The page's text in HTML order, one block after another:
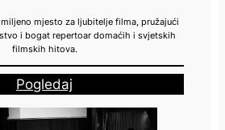
mjesto za ljubitelje filma, pružajući
i bogat repertoar domaćih i svjetskih
filmskih hitova.
Pogledaj